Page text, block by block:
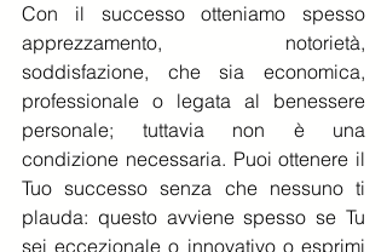
Con il successo otteniamo spesso
apprezzamento, notorietà,
soddisfazione, che sia economica,
professionale o legata al benessere
personale; tuttavia non è una
condizione necessaria. Puoi ottenere il
Tuo successo senza che nessuno ti
plauda: questo avviene spesso se Tu
sei eccezionale o innovativo o esprimi